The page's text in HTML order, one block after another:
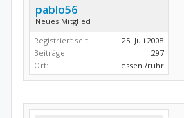
pablo56
Neues Mitglied
Registriert seit:
25. Juli 2008
Beiträge:
297
Ort:
essen /ruhr